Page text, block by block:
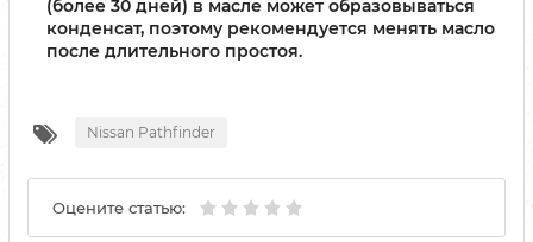
(более 30 дней) в масле может образовываться
конденсат, поэтому рекомендуется менять масло
после длительного простоя.
Nissan Pathfinder
Оцените статью: